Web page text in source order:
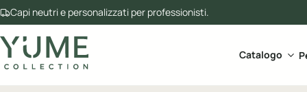
Capi neutri e personalizzati per professionisti.
Catalogo